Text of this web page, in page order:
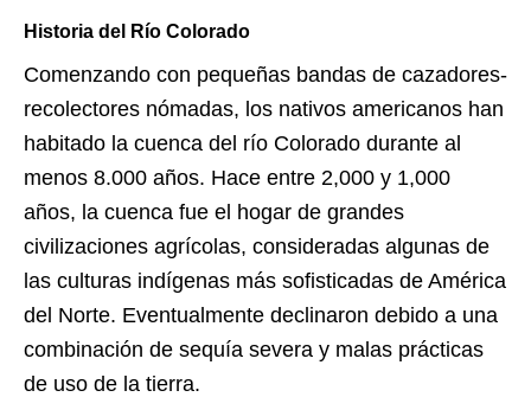
Historia del Río Colorado
Comenzando con pequeñas bandas de cazadores-
recolectores nómadas, los nativos americanos han
habitado la cuenca del río Colorado durante al
menos 8.000 años. Hace entre 2,000 y 1,000
años, la cuenca fue el hogar de grandes
civilizaciones agrícolas, consideradas algunas de
las culturas indígenas más sofisticadas de América
del Norte. Eventualmente declinaron debido a una
combinación de sequía severa y malas prácticas
de uso de la tierra.